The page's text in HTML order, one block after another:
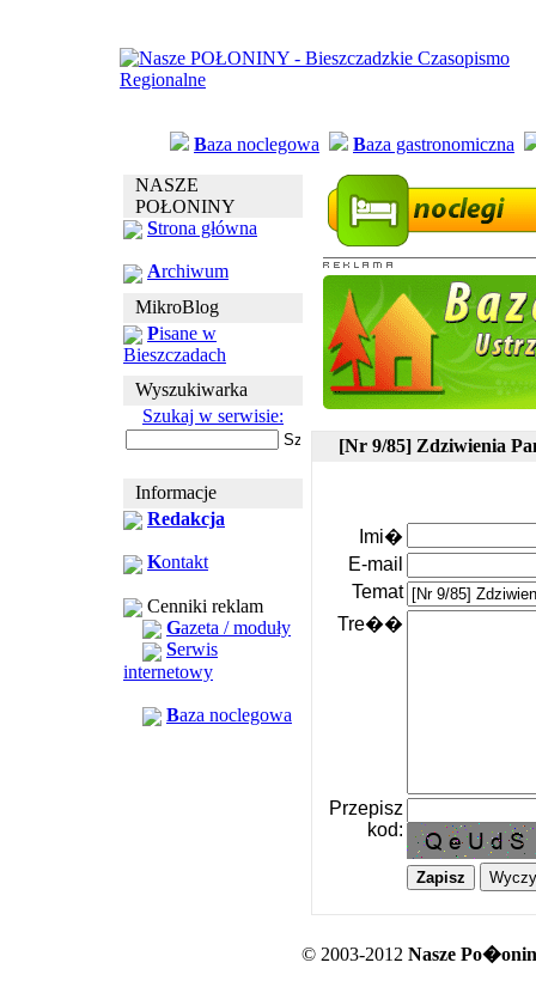
Baza noclegowa Baza gastronomiczna
NASZE
POŁONINY
Strona główna
Archiwum
MikroBlog
Pisane w
Bieszczadach
Wyszukiwarka
Szukaj w serwisie:
Informacje
Redakcja
Kontakt
Cenniki reklam
Gazeta / moduły
Serwis
internetowy
Baza noclegowa
[Nr 9/85] Zdziwienia
Imi�
E-mail
Temat
Tre��
Przepisz
kod:
© 2003-2012 Nasze